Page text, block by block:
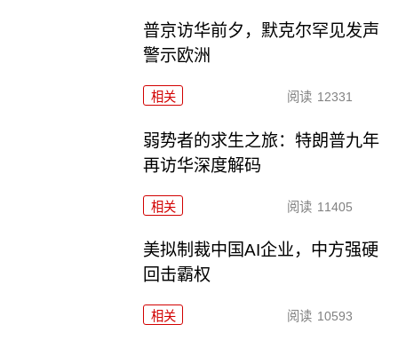
普京访华前夕，默克尔罕见发声
警示欧洲
相关 阅读 12331
弱势者的求生之旅：特朗普九年
再访华深度解码
相关 阅读 11405
美拟制裁中国AI企业，中方强硬
回击霸权
相关 阅读 10593